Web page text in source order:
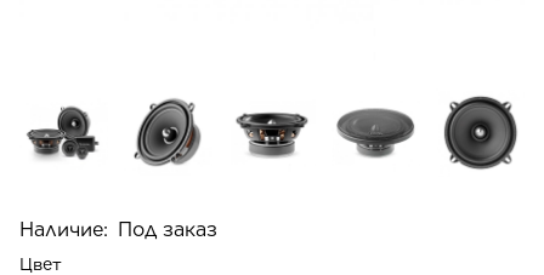
Наличие: Под заказ
Цвет